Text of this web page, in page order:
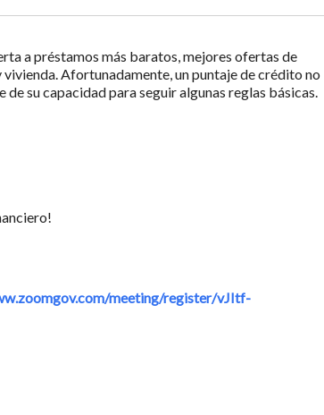
a préstamos más baratos, mejores ofertas de
Afortunadamente, un puntaje de crédito no
su capacidad para seguir algunas reglas básicas.
meeting/register/vJItf-